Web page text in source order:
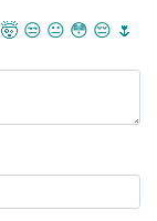
🤯 😒 😐 😳 😔 🌷